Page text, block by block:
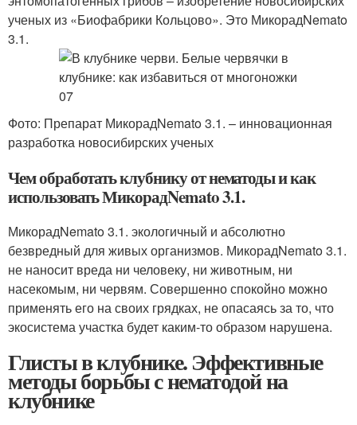
ученых из «Биофабрики Кольцово». Это МикорадNemato
3.1.
Фото: Препарат МикорадNemato 3.1. – инновационная
разработка новосибирских ученых
Чем обработать клубнику от нематоды и как
использовать МикорадNemato 3.1.
МикорадNemato 3.1. экологичный и абсолютно
безвредный для живых организмов. МикорадNemato 3.1.
не наносит вреда ни человеку, ни животным, ни
насекомым, ни червям. Совершенно спокойно можно
применять его на своих грядках, не опасаясь за то, что
экосистема участка будет каким-то образом нарушена.
Глисты в клубнике. Эффективные
методы борьбы с нематодой на
клубнике